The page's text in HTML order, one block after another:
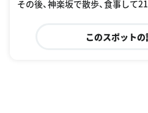
その後、神楽坂で散歩、食事して
このスポット